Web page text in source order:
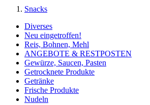
Snacks
Diverses
Neu eingetroffen!
Reis, Bohnen, Mehl
ANGEBOTE & RESTPOSTEN
Gewürze, Saucen, Pasten
Getrocknete Produkte
Getränke
Frische Produkte
Nudeln